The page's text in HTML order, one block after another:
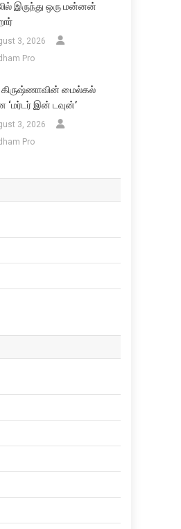
இருந்து ஒரு மன்னன்
3, 2026
Pro
கிருஷ்ணாவின் மைல்கல்
‘மர்டர் இன் டவுன்’
3, 2026
Pro